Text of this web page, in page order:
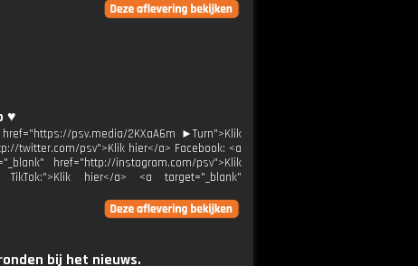
♥️
psv.media/2KXaA6m ►Turn">Klik
twitter.com/psv">Klik hier</a> Facebook: <a
href="http://instagram.com/psv">Klik
hier</a> <a target="_blank"
bij het nieuws.